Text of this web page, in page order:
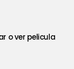
o ver pelicula